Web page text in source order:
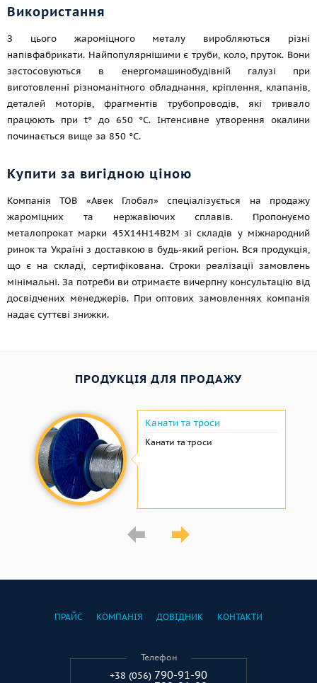
Використання
З цього жароміцного металу виробляються різні
напівфабрикати. Найпопулярнішими є труби, коло, пруток. Вони
застосовуються в енергомашинобудівній галузі при
виготовленні різноманітного обладнання, кріплення, клапанів,
деталей моторів, фрагментів трубопроводів, які тривало
працюють при t° до 650 °C. Інтенсивне утворення окалини
починається вище за 850 °C.
Купити за вигідною ціною
Компанія ТОВ «Авек Глобал» спеціалізується на продажу
жароміцних та нержавіючих сплавів. Пропонуємо
металопрокат марки 45Х14Н14В2М зі складів у міжнародний
ринок та Україні з доставкою в будь-який регіон. Вся продукція,
що є на складі, сертифікована. Строки реалізації замовлень
мінімальні. За потреби ви отримаєте вичерпну консультацію від
досвідчених менеджерів. При оптових замовленнях компанія
надає суттєві знижки.
ПРОДУКЦІЯ ДЛЯ ПРОДАЖУ
Канати та троси
Канати та троси
ПРАЙС КОМПАНІЯ ДОВІДНИК КОНТАКТИ
Телефон
+38 (056) 790-91-90